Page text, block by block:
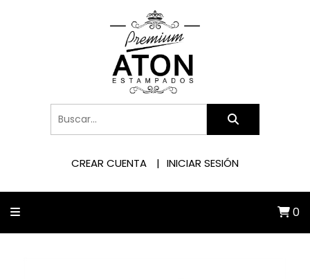
CREAR CUENTA INICIAR SESIÓN
0